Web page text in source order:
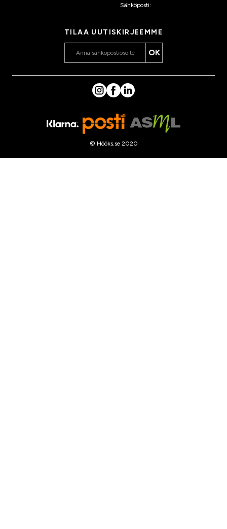
Sähköposti:
TILAA UUTISKIRJEEMME
OK
© Hööks.se 2020